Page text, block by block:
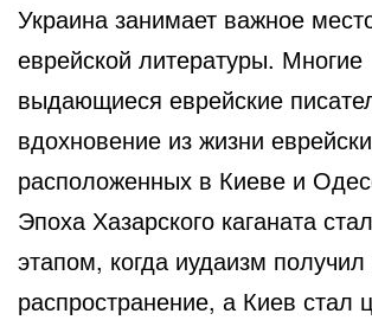
Украина занимает важное
еврейской литературы. Многие
выдающиеся еврейские
вдохновение из жизни
расположенных в Киеве и
Эпоха Хазарского каганата
этапом, когда иудаизм
распространение, а Киев стал